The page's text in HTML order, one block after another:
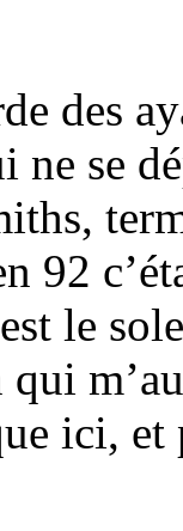
des
se
92
le
ici,